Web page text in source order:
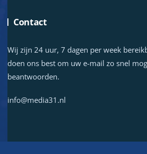
Contact
Wij zijn 24 uur, 7 dagen per week
doen ons best om uw e-mail zo snel
beantwoorden.
info@media31.nl